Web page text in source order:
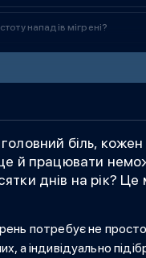
нападів мігрені?
біль,
й працювати
днів на рік?
потребує не
а індивідуально